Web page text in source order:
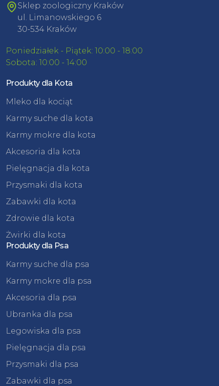
Sklep zoologiczny Kraków
ul. Limanowskiego 6
30-534 Kraków
Poniedziałek - Piątek: 10:00 - 18:00
Sobota: 10:00 - 14:00
Produkty dla Kota
Mleko dla kociąt
Karmy suche dla kota
Karmy mokre dla kota
Akcesoria dla kota
Pielęgnacja dla kota
Przysmaki dla kota
Zabawki dla kota
Zdrowie dla kota
Żwirki dla kota
Produkty dla Psa
Karmy suche dla psa
Karmy mokre dla psa
Akcesoria dla psa
Ubranka dla psa
Legowiska dla psa
Pielęgnacja dla psa
Przysmaki dla psa
Zabawki dla psa